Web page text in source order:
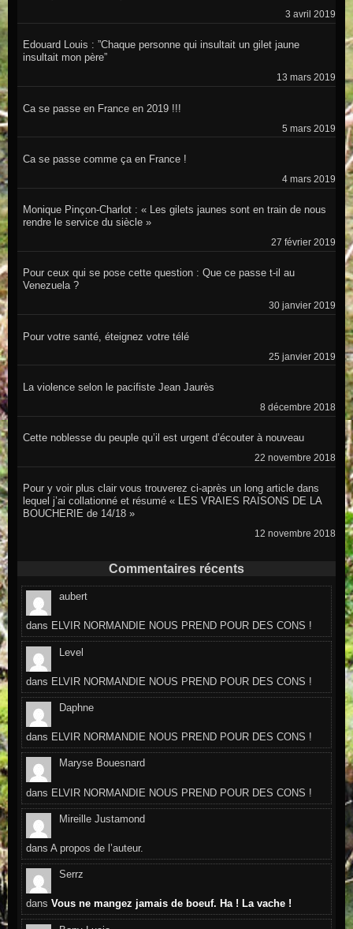
3 avril 2019
Edouard Louis : ”Chaque personne qui insultait un gilet jaune
insultait mon père”
13 mars 2019
Ca se passe en France en 2019 !!!
5 mars 2019
Ca se passe comme ça en France !
4 mars 2019
Monique Pinçon-Charlot : « Les gilets jaunes sont en train de nous
rendre le service du siècle »
27 février 2019
Pour ceux qui se pose cette question : Que ce passe t-il au
Venezuela ?
30 janvier 2019
Pour votre santé, éteignez votre télé
25 janvier 2019
La violence selon le pacifiste Jean Jaurès
8 décembre 2018
Cette noblesse du peuple qu’il est urgent d’écouter à nouveau
22 novembre 2018
Pour y voir plus clair vous trouverez ci-après un long article dans
lequel j’ai collationné et résumé « LES VRAIES RAISONS DE LA
BOUCHERIE de 14/18 »
12 novembre 2018
Commentaires récents
aubert
dans ELVIR NORMANDIE NOUS PREND POUR DES CONS !
Level
dans ELVIR NORMANDIE NOUS PREND POUR DES CONS !
Daphne
dans ELVIR NORMANDIE NOUS PREND POUR DES CONS !
Maryse Bouesnard
dans ELVIR NORMANDIE NOUS PREND POUR DES CONS !
Mireille Justamond
dansA propos de l’auteur.
Serrz
dansVous ne mangez jamais de boeuf. Ha ! La vache !